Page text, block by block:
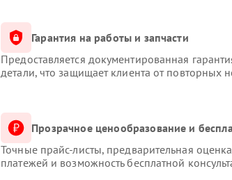
Гарантия на работы и запчасти
Предоставляется документированная
детали, что защищает клиента от повторных
Прозрачное ценообразование и
Точные прайс-листы, предварительная
платежей и возможность бесплатной